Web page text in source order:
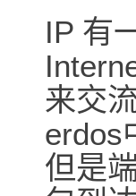
IP 有
来交
erdos
但是